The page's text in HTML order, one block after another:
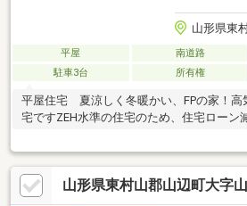
山形県東
平屋 南道路
駐車3台
所有権
平屋住宅 夏涼しく冬暖かい、FPの家！高
宅ですZEH水準の住宅のため、住宅ローン
山形県東村山郡山辺町大字